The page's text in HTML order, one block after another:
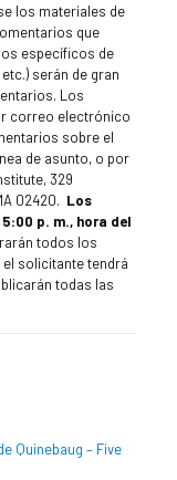
los materiales de
que
específicos de
serán de gran
Los
correo electrónico
sobre el
de asunto, o por
329
02420. Los
p. m., hora del
todos los
solicitante tendrá
todas las
Quinebaug – Five